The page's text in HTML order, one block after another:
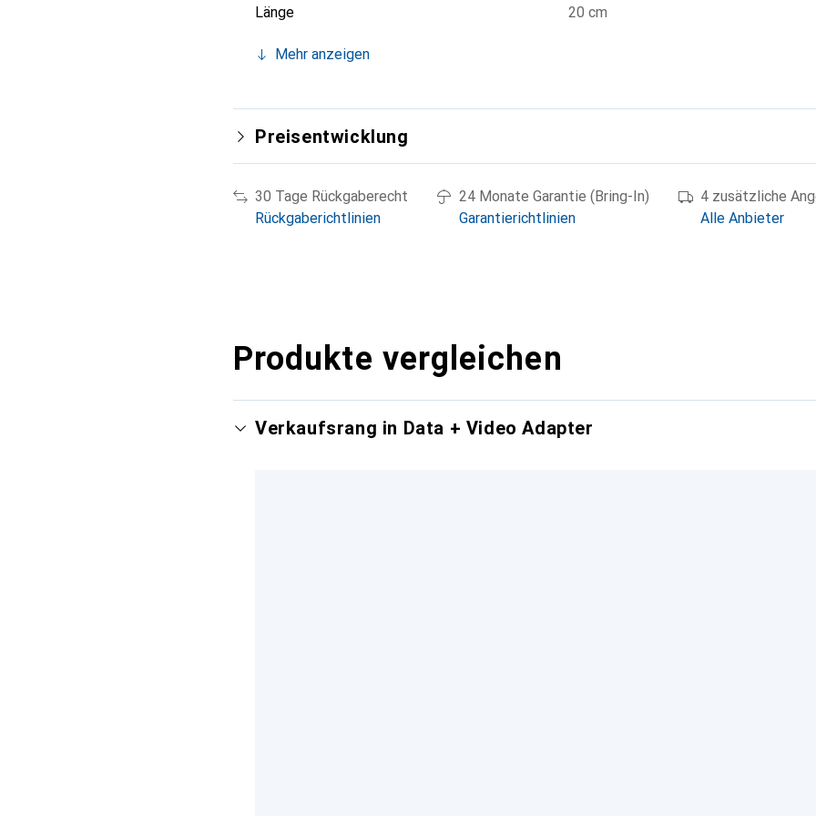
Länge 20 cm
Mehr anzeigen
Preisentwicklung
30 Tage Rückgaberecht
Rückgaberichtlinien
24 Monate Garantie (Bring-In)
Garantierichtlinien
4 zusätzliche
Alle Anbieter
Produkte vergleichen
Verkaufsrang in Data + Video Adapter